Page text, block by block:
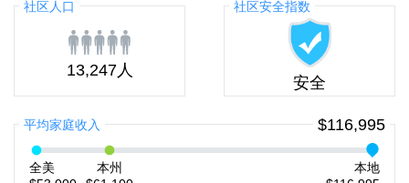
社区人口
13,247人
社区安全指数
安全
平均家庭收入 $116,995
全美
本州
本地